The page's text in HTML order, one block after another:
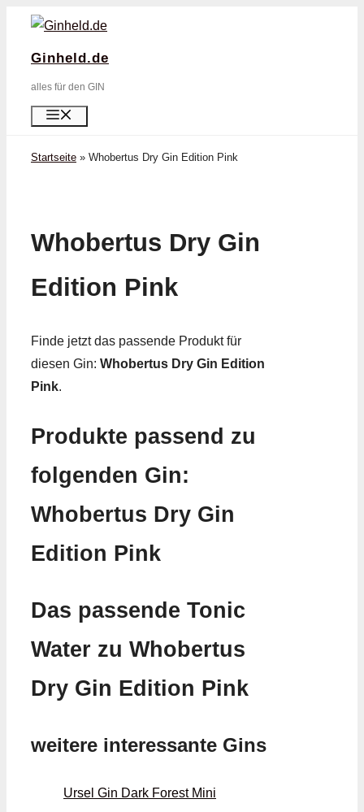
Zum
springen
Ginheld.de
alles für den GIN
Startseite » Whobertus Dry Gin Edition Pink
Whobertus Dry Gin
Edition Pink
Finde jetzt das passende Produkt für
diesen Gin: Whobertus Dry Gin Edition
Pink.
Produkte passend zu
folgenden Gin:
Whobertus Dry Gin
Edition Pink
Das passende Tonic
Water zu Whobertus
Dry Gin Edition Pink
weitere interessante Gins
Ursel Gin Dark Forest Mini